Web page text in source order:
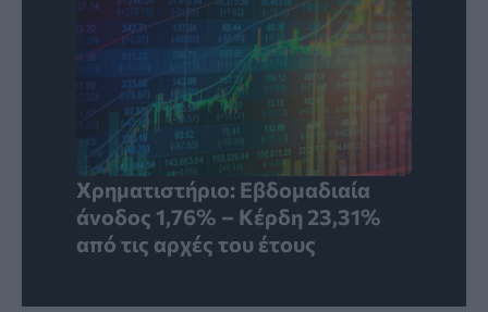
Χρηματιστήριο: Εβδομαδιαία
άνοδος 1,76% – Κέρδη 23,31%
από τις αρχές του έτους